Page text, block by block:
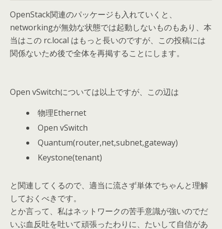
OpenStack関連のパッケージも入れていくと、
networkingが無効な状態では起動しないものもあり、本
当はこの rc.local はもっと長いのですが、この投稿には
関係ないため後で全体を再掲することにします。
Open vSwitchについては以上ですが、この辺は
物理Ethernet
Open vSwitch
Quantum(router,net,subnet,gateway)
Keystone(tenant)
と関連してくるので、適当に流さず単体でちゃんと理解
しておくべきです。
とか言って、私はネットワークの苦手意識が強いのでだ
いぶ血反吐を吐いて頑張ったわりに、たいして自信があ